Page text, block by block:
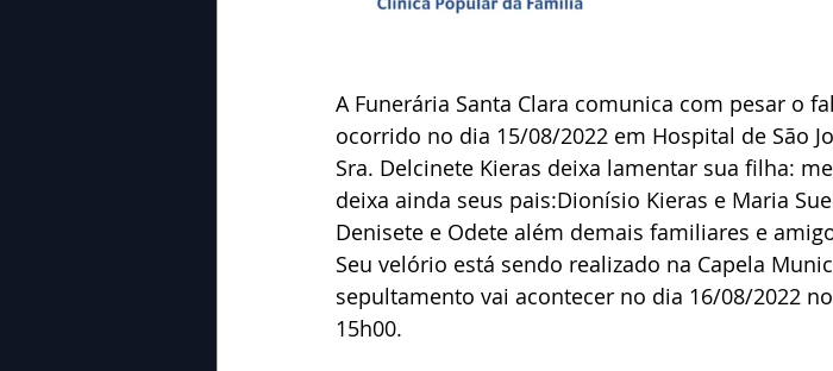
A Funerária Santa Clara comunica com pesar o
ocorrido no dia 15/08/2022 em Hospital de São
Sra. Delcinete Kieras deixa lamentar sua filha:
deixa ainda seus pais:Dionísio Kieras e Maria
Denisete e Odete além demais familiares e
Seu velório está sendo realizado na Capela
sepultamento vai acontecer no dia 16/08/2022
15h00.